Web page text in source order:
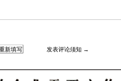
发表评论须知 →